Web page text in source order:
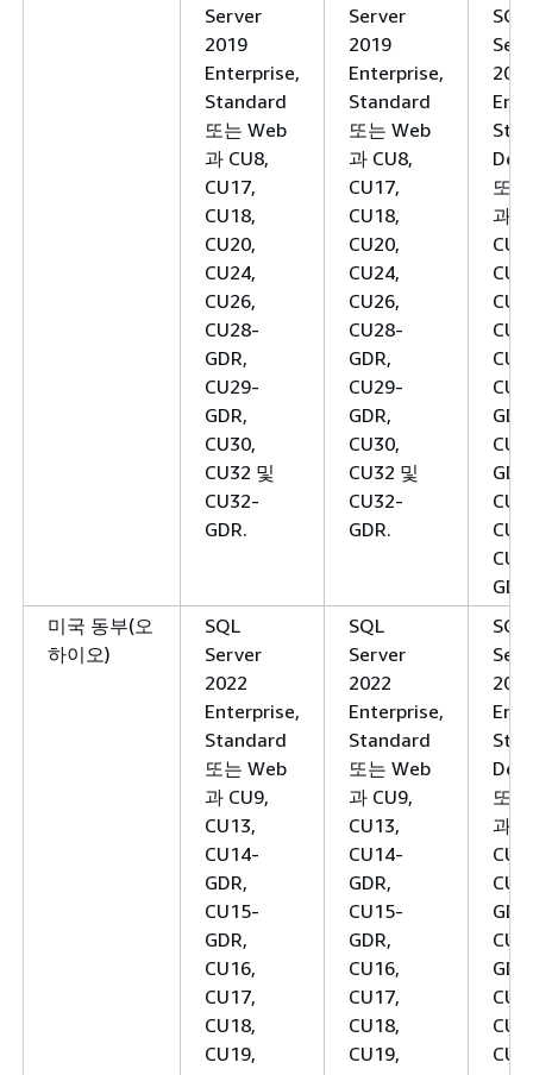
Server
2019
Enterprise,
Standard
또는 Web
과 CU8,
CU17,
CU18,
CU20,
CU24,
CU26,
CU28-
GDR,
CU29-
GDR,
CU30,
CU32 및
CU32-
GDR.
Server
2019
Enterprise,
Standard
또는 Web
과 CU8,
CU17,
CU18,
CU20,
CU24,
CU26,
CU28-
GDR,
CU29-
GDR,
CU30,
CU32 및
CU32-
GDR.
SQL
또
과
미국 동부(오
하이오)
SQL
Server
2022
Enterprise,
Standard
또는 Web
과 CU9,
CU13,
CU14-
GDR,
CU15-
GDR,
CU16,
CU17,
CU18,
CU19,
SQL
Server
2022
Enterprise,
Standard
또는 Web
과 CU9,
CU13,
CU14-
GDR,
CU15-
GDR,
CU16,
CU17,
CU18,
CU19,
SQL
또
과